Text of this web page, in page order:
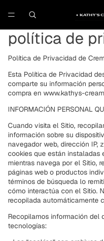
política de
Política de Privacidad de
Esta Política de Privacidad
comparte su información
compra en www.kathys-
INFORMACIÓN PERSONAL
Cuando visita el Sitio,
información sobre su
navegador web, dirección IP,
cookies que están instaladas
mientras navega por el Sitio,
páginas web o productos
términos de búsqueda lo
cómo interactúa con el Sitio.
recopilada automáticamente
Recopilamos información del
tecnologías: